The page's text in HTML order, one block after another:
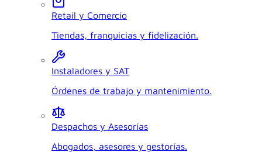
Retail y Comercio
Tiendas, franquicias y fidelización.
Instaladores y SAT
Órdenes de trabajo y mantenimiento.
Despachos y Asesorías
Abogados, asesores y gestorías.